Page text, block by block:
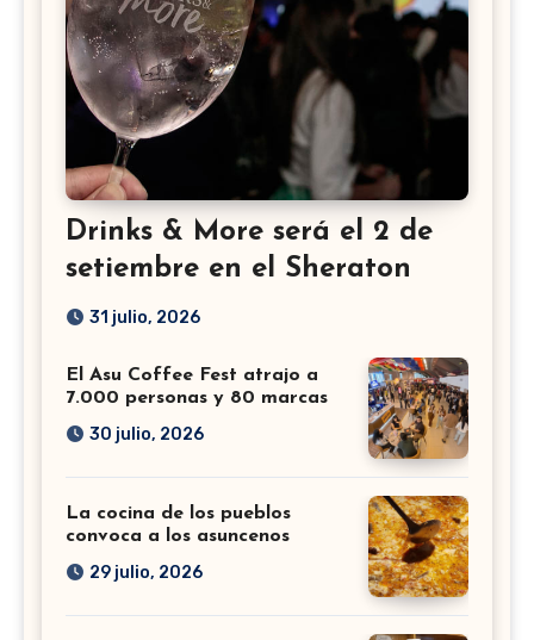
Drinks & More será el 2 de
setiembre en el Sheraton
31 julio, 2026
El Asu Coffee Fest atrajo a
7.000 personas y 80 marcas
30 julio, 2026
La cocina de los pueblos
convoca a los asuncenos
29 julio, 2026